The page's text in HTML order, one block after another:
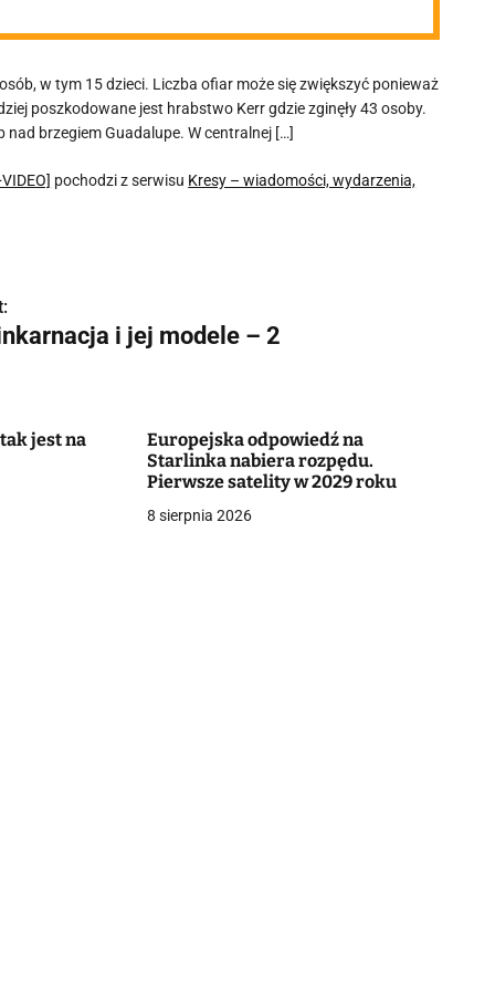
w tym 15 dzieci. Liczba ofiar może się zwiększyć ponieważ
poszkodowane jest hrabstwo Kerr gdzie zginęły 43 osoby.
brzegiem Guadalupe. W centralnej […]
pochodzi z serwisu Kresy – wiadomości, wydarzenia,
i jej modele – 2
jest na
Europejska odpowiedź na
Starlinka nabiera rozpędu.
Pierwsze satelity w 2029 roku
8 sierpnia 2026